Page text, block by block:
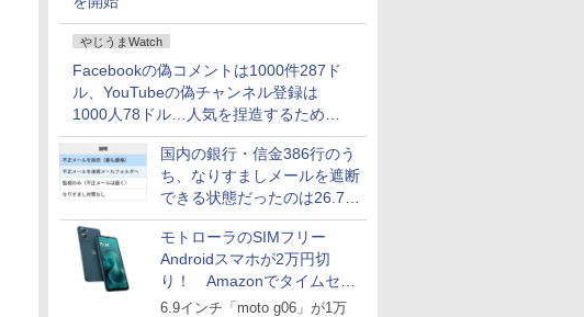
やじうまWatch
Facebookの偽コメントは1000件287ド
ル、YouTubeの偽チャンネル登録は
1000人78ドル…人気を捏造するための
価格リストが公開中
国内の銀行・信金386行のう
ち、なりすましメールを遮断
できる状態だったのは26.7％
にとどまる～GMOブランド
セキュリティ調査
モトローラのSIMフリー
Androidスマホが2万円切
り！ Amazonでタイムセー
ル
6.9インチ「moto g06」が1万